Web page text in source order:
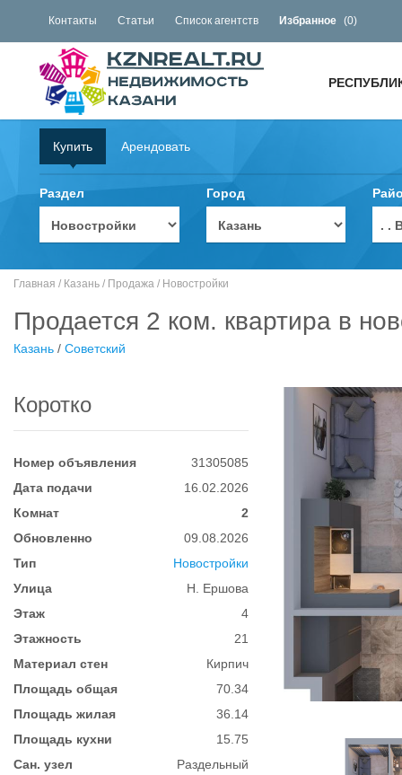
Контакты Статьи Список агентств Избранное (0)
Купить Арендовать
Раздел Город
. .
Главная / Казань / Продажа / Новостройки
Продается 2 ком. квартира в
Казань / Советский
Коротко
Номер объявления
31305085
Дата подачи
16.02.2026
Комнат
2
Обновленно
09.08.2026
Тип
Новостройки
Улица
Н. Ершова
Этаж
4
Этажность
21
Материал стен
Кирпич
Площадь общая
70.34
Площадь жилая
36.14
Площадь кухни
15.75
Сан. узел
Раздельный